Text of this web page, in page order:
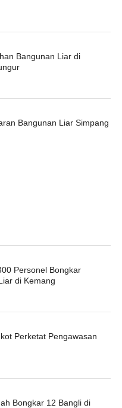
Bangunan Liar di
Bangunan Liar Simpang
Personel Bongkar
di Kemang
Perketat Pengawasan
Bongkar 12 Bangli di